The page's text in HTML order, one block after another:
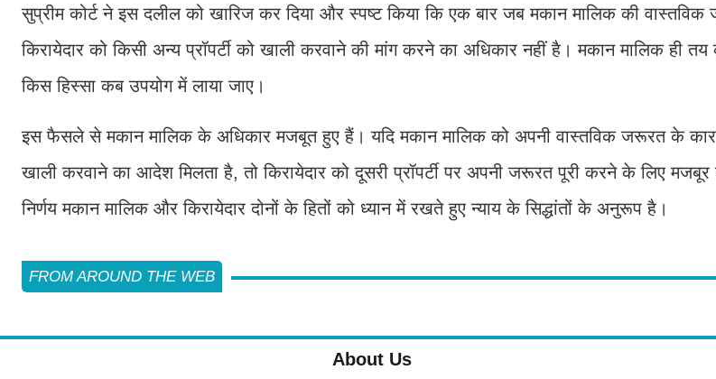
सुप्रीम कोर्ट ने इस दलील को खारिज कर दिया और स्पष्ट किया कि एक बार जब मकान मालिक की
किरायेदार को किसी अन्य प्रॉपर्टी को खाली करवाने की मांग करने का अधिकार नहीं है। मकान मालिक ही
किस हिस्सा कब उपयोग में लाया जाए।
इस फैसले से मकान मालिक के अधिकार मजबूत हुए हैं। यदि मकान मालिक को अपनी वास्तविक जरूरत के कारण
खाली करवाने का आदेश मिलता है, तो किरायेदार को दूसरी प्रॉपर्टी पर अपनी जरूरत पूरी करने के लिए
निर्णय मकान मालिक और किरायेदार दोनों के हितों को ध्यान में रखते हुए न्याय के सिद्धांतों के अनुरूप है।
FROM AROUND THE WEB
About Us